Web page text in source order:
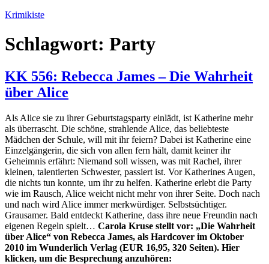
Zum
springen
Krimikiste
Schlagwort: Party
KK 556: Rebecca James – Die Wahrheit
über Alice
Als Alice sie zu ihrer Geburtstagsparty einlädt, ist Katherine mehr
als überrascht. Die schöne, strahlende Alice, das beliebteste
Mädchen der Schule, will mit ihr feiern? Dabei ist Katherine eine
Einzelgängerin, die sich von allen fern hält, damit keiner ihr
Geheimnis erfährt: Niemand soll wissen, was mit Rachel, ihrer
kleinen, talentierten Schwester, passiert ist. Vor Katherines Augen,
die nichts tun konnte, um ihr zu helfen. Katherine erlebt die Party
wie im Rausch, Alice weicht nicht mehr von ihrer Seite. Doch nach
und nach wird Alice immer merkwürdiger. Selbstsüchtiger.
Grausamer. Bald entdeckt Katherine, dass ihre neue Freundin nach
eigenen Regeln spielt… Carola Kruse stellt vor: „Die Wahrheit
über Alice“ von Rebecca James, als Hardcover im Oktober
2010 im Wunderlich Verlag (EUR 16,95, 320 Seiten). Hier
klicken, um die Besprechung anzuhören: